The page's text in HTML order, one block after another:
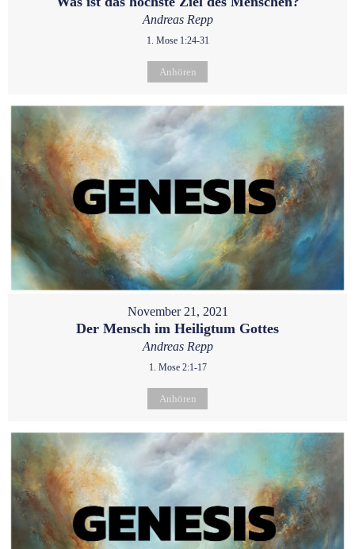
Andreas Repp
1. Mose 1:24-31
Anhören
November 21, 2021
Der Mensch im Heiligtum Gottes
Andreas Repp
1. Mose 2:1-17
Anhören